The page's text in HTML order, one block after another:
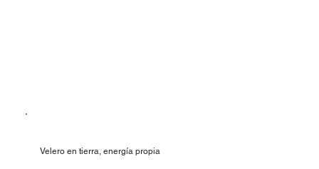
Velero en tierra, energía propia